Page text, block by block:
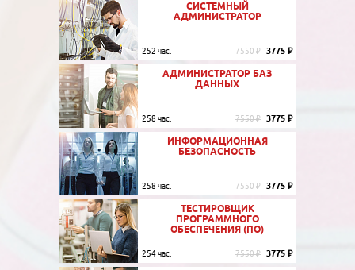
СИСТЕМНЫЙ
АДМИНИСТРАТОР
252 час. 7550 ₽ 3775 ₽
АДМИНИСТРАТОР БАЗ
ДАННЫХ
258 час. 7550 ₽ 3775 ₽
ИНФОРМАЦИОННАЯ
БЕЗОПАСНОСТЬ
258 час. 7550 ₽ 3775 ₽
ТЕСТИРОВЩИК
ПРОГРАММНОГО
ОБЕСПЕЧЕНИЯ (ПО)
254 час. 7550 ₽ 3775 ₽